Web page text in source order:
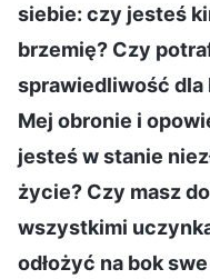
siebie: czy jesteś
brzemię? Czy
sprawiedliwość dla
Mej obronie i
jesteś w stanie
życie? Czy masz
wszystkimi
odłożyć na bok